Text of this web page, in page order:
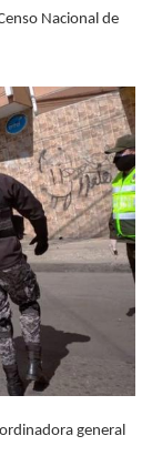
Nacional de
general